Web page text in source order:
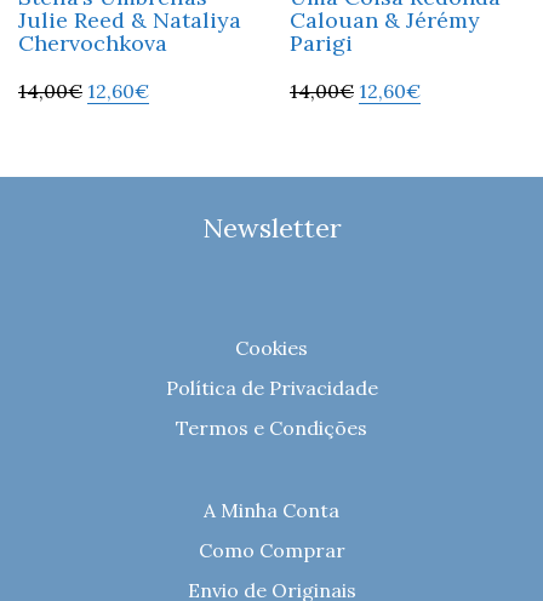
Julie Reed & Nataliya
Chervochkova
14,00€ 12,60€
Calouan & Jérémy
Parigi
14,00€ 12,60€
Newsletter
Cookies
Política de Privacidade
Termos e Condições
A Minha Conta
Como Comprar
Envio de Originais